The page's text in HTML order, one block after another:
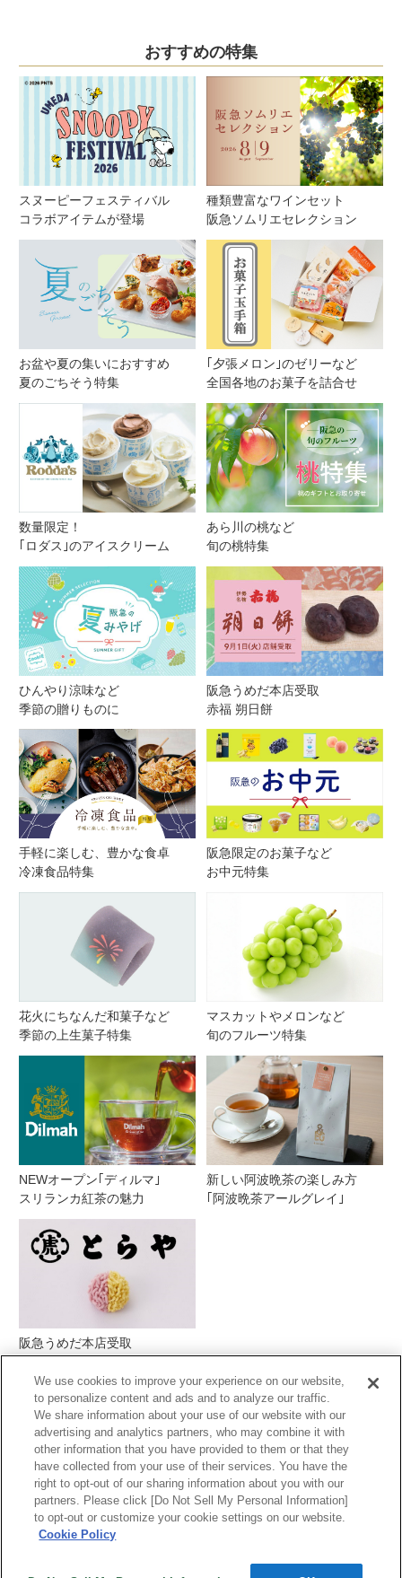
おすすめの特集
スヌーピーフェスティバル
コラボアイテムが登場
種類豊富なワインセット
阪急ソムリエセレクション
お盆や夏の集いにおすすめ
夏のごちそう特集
｢夕張メロン｣のゼリーなど
全国各地のお菓子を詰合せ
数量限定！
｢ロダス｣のアイスクリーム
あら川の桃など
旬の桃特集
ひんやり涼味など
季節の贈りものに
阪急うめだ本店受取
赤福 朔日餅
手軽に楽しむ、豊かな食卓
冷凍食品特集
阪急限定のお菓子など
お中元特集
花火にちなんだ和菓子など
季節の上生菓子特集
マスカットやメロンなど
旬のフルーツ特集
NEWオープン｢ディルマ｣
スリランカ紅茶の魅力
新しい阿波晩茶の楽しみ方
｢阿波晩茶アールグレイ｣
阪急うめだ本店受取
とらや季節の生菓子
PCサイトを表示する
記載がない場合は「税込価格」です。
We use cookies to improve your experience on our website,
to personalize content and ads and to analyze our traffic.
We share information about your use of our website with our
advertising and analytics partners, who may combine it with
other information that you have provided to them or that they
have collected from your use of their services. You have the
right to opt-out of our sharing information about you with our
partners. Please click [Do Not Sell My Personal Information]
to opt-out or customize your cookie settings on our website.
Cookie Policy